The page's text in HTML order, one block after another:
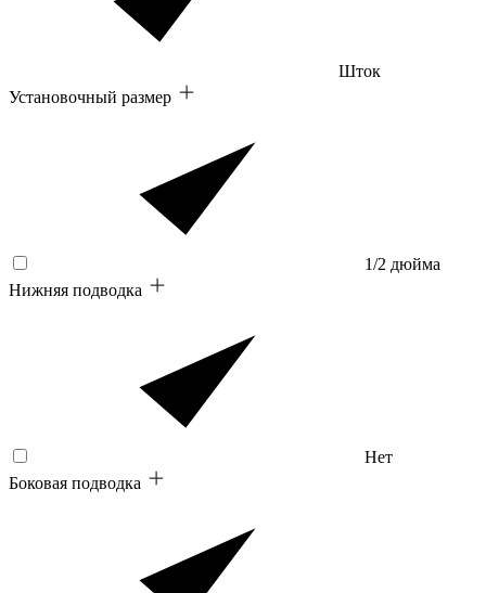
Шток
Установочный размер
1/2 дюйма
Нижняя подводка
Нет
Боковая подводка